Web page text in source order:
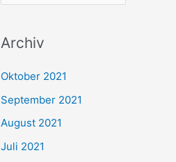
h
e
n
Archiv
Oktober 2021
September 2021
August 2021
Juli 2021